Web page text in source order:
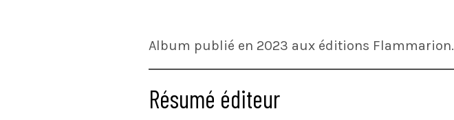
Album publié en 2023 aux éditions Flammarion.
Résumé éditeur